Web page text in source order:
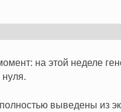
на этой неделе
нуля.
выведены из